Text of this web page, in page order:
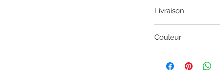
Livraison
Couleur